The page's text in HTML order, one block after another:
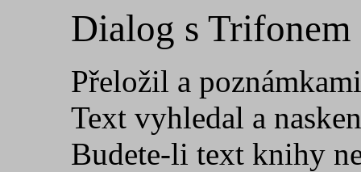
Dialog s Trifonem
Přeložil a
Text vyhledal a
Budete-li text knihy